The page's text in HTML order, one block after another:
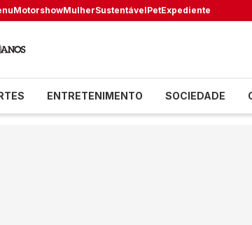
MotorshowMulherSustentávelPetExpediente
ENTRETENIMENTO SOCIEDADE